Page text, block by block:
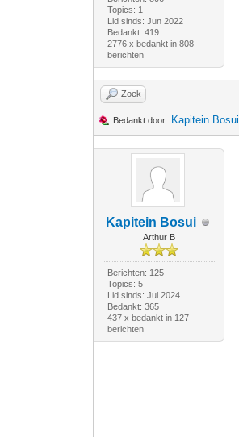
Topics: 1
Lid sinds: Jun 2022
Bedankt: 419
2776 x bedankt in 808
berichten
Zoek
Bedankt door: Kapitein Bosui
Kapitein Bosui
Arthur B
Berichten: 125
Topics: 5
Lid sinds: Jul 2024
Bedankt: 365
437 x bedankt in 127
berichten